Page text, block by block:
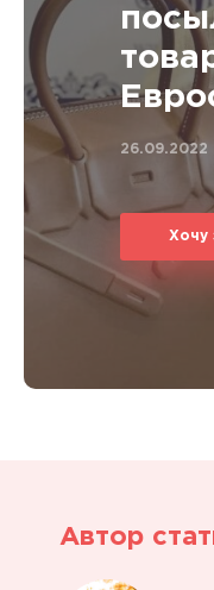
26.09.2022
Хочу
Автор